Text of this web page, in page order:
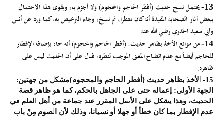
13- يحتمل نسح حديث (أفطر الحاجم والمحجوم) ولا أجزم به، ويقوى هذا الاحتمال
ببعض آثار الصحابة المفيدة أنه كان مفطرا، ثم نسخ، وجاء الترخيص به، كما ورد عن أنس
وأبي سعيد الخدري رضي الله عنه.
14- من موانع الأخذ بظاهر حديث: (أفطر الحاجم والمحجوم) أنه جاء بإضافة الإفطار
للحاجم أيضاً مع عدم اتضاح المعنى الموجب لفطره، فدل على أن الحديث ليس على
ظاهره.
15-
الأخذ بظاهر حديث {أفطر الحاجم والمحجوم}مشكل من جهتين:
الجهة الأولى: إعماله حتى على الجاهل بالحكم، كما هو ظاهر قصة
الحديث، وهذا يشكل على الأصل المقرر عند جماعة من أهل العلم في
عدم الإفطار بما كان خطأ أو جهلا أو نسيانا، وذلك لأن الصوم مِنْ باب